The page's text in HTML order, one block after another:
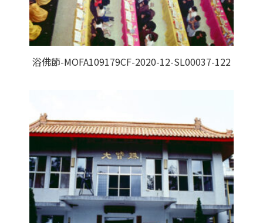
浴佛節-MOFA109179CF-2020-12-SL00037-122